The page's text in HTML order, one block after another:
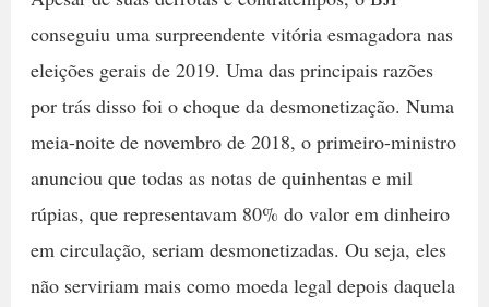
conseguiu uma surpreendente vitória esmagadora nas
eleições gerais de 2019. Uma das principais razões
por trás disso foi o choque da desmonetização. Numa
meia-noite de novembro de 2018, o primeiro-ministro
anunciou que todas as notas de quinhentas e mil
rúpias, que representavam 80% do valor em dinheiro
em circulação, seriam desmonetizadas. Ou seja, eles
não serviriam mais como moeda legal depois daquela